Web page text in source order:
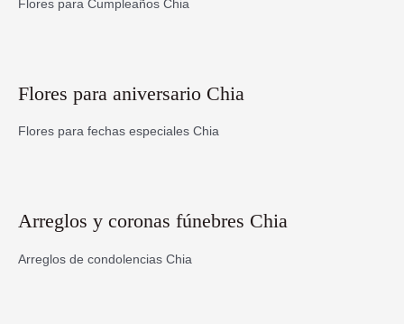
Flores para Cumpleaños Chia
Flores para aniversario Chia
Flores para fechas especiales Chia
Arreglos y coronas fúnebres Chia
Arreglos de condolencias Chia